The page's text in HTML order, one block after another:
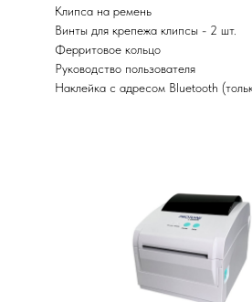
Клипса на ремень
Винты для крепежа клипсы - 2 шт.
Ферритовое кольцо
Руководство пользователя
Наклейка с адресом Bluetooth